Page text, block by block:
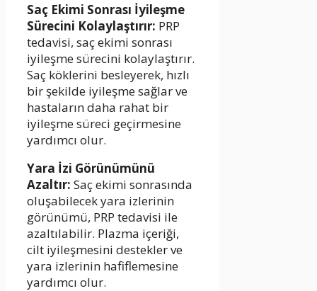
Saç Ekimi Sonrası İyileşme
Sürecini Kolaylaştırır: PRP
tedavisi, saç ekimi sonrası
iyileşme sürecini kolaylaştırır.
Saç köklerini besleyerek, hızlı
bir şekilde iyileşme sağlar ve
hastaların daha rahat bir
iyileşme süreci geçirmesine
yardımcı olur.
Yara İzi Görünümünü
Azaltır: Saç ekimi sonrasında
oluşabilecek yara izlerinin
görünümü, PRP tedavisi ile
azaltılabilir. Plazma içeriği,
cilt iyileşmesini destekler ve
yara izlerinin hafiflemesine
yardımcı olur.